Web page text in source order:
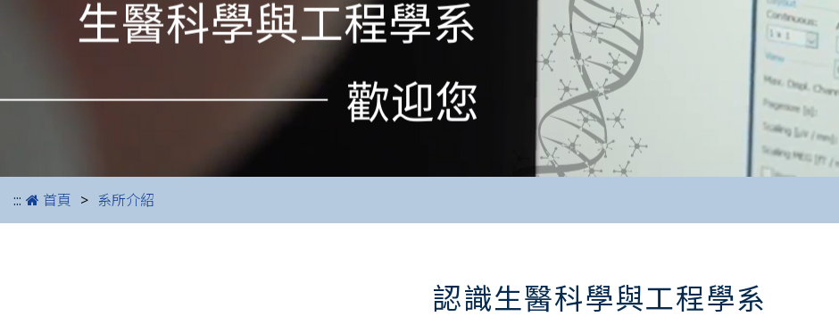
::: 首頁 系所介紹
認識生醫科學與工程學系